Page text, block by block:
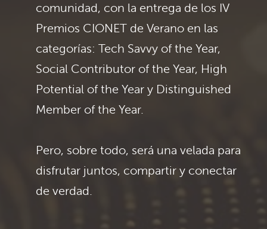
comunidad, con la entrega de los IV
Premios CIONET de Verano en las
categorías: Tech Savvy of the Year,
Social Contributor of the Year, High
Potential of the Year y Distinguished
Member of the Year.
Pero, sobre todo, será una velada para
disfrutar juntos, compartir y conectar
de verdad.